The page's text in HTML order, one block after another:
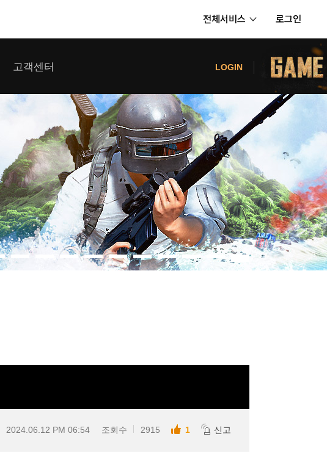
전체서비스 로그인
내정보
보안센터
고객센터
공지사항
카카오게임즈 PC방
게임코인
게임시간선택제
고객센터
이용제한 이의신청
보안센터
LOGIN
2024.06.12 PM 06:54 조회수 2915 1 신고